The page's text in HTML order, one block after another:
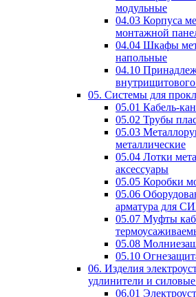
модульные
04.03 Корпуса
монтажной
04.04 Шкафы
напольные
04.10
05. Системы для
05.01 Кабель-
05.02 Трубы
05.03
металлические
05.04 Лотки
аксессуары
05.05 Коробки
05.06
арматура для
05.07 Муфты
05.08
05.10
06. Изделия
удлинители и
06.01